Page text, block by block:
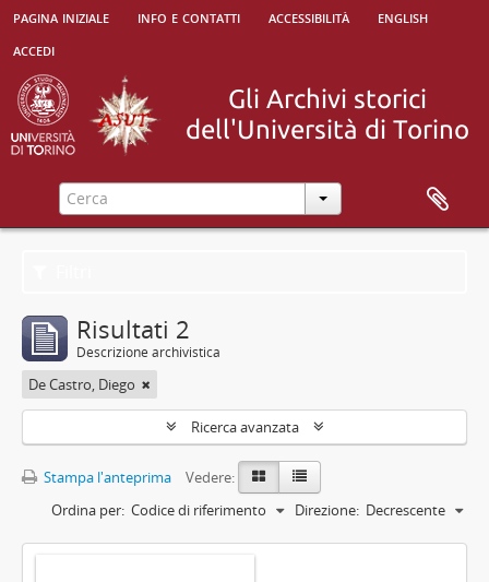
pagina iniziale info e contatti accessibilità
english
accedi
Risultati 2
Descrizione archivistica
De Castro, Diego
Ricerca avanzata
Stampa l'anteprima
Vedere:
Ordina per: Codice di riferimento Direzione: Decrescente